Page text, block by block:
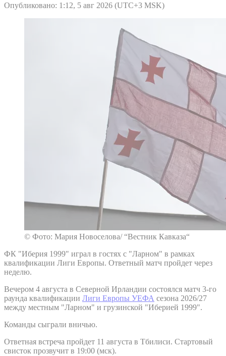
Опубликовано: 1:12, 5 авг 2026 (UTC+3 MSK)
© Фото: Мария Новоселова/ “Вестник Кавказа“
ФК "Иберия 1999" играл в гостях с "Ларном" в рамках
квалификации Лиги Европы. Ответный матч пройдет через
неделю.
Вечером 4 августа в Северной Ирландии состоялся матч 3-го
раунда квалификации Лиги Европы УЕФА сезона 2026/27
между местным "Ларном" и грузинской "Иберией 1999".
Команды сыграли вничью.
Ответная встреча пройдет 11 августа в Тбилиси. Стартовый
свисток прозвучит в 19:00 (мск).